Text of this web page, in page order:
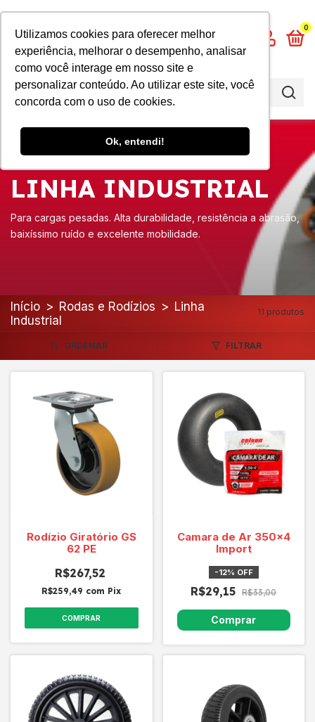
Utilizamos cookies para oferecer melhor
experiência, melhorar o desempenho, analisar
como você interage em nosso site e
personalizar conteúdo. Ao utilizar este site, você
concorda com o uso de cookies.
Ok, entendi!
0
LINHA INDUSTRIAL
Para cargas pesadas. Alta durabilidade, resistência a abrasão,
baixíssimo ruído e excelente mobilidade.
Início > Rodas e Rodízios > Linha
Industrial
11 produtos
ORDENAR FILTRAR
Rodízio Giratório GS
62 PE
R$267,52
R$259,49 com Pix
COMPRAR
Camara de Ar 350x4
Import
-12% OFF
R$29,15 R$33,00